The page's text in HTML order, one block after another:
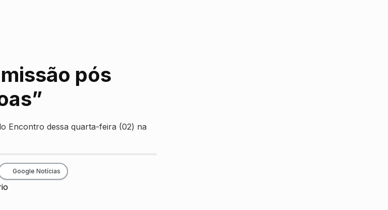
pós
Encontro dessa quarta-feira (02) na
Google Notícias